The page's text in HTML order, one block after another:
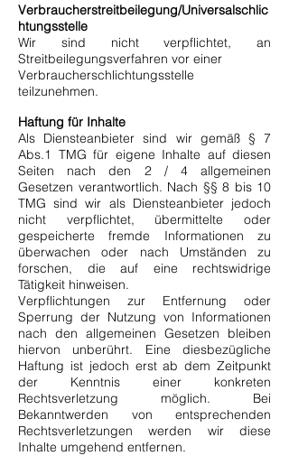
Verbraucherstreitbeilegung/Universalschlic
htungsstelle
Wir sind nicht verpflichtet, an
Streitbeilegungsverfahren vor einer
Verbraucherschlichtungsstelle
teilzunehmen.
Haftung für Inhalte
Als Diensteanbieter sind wir gemäß § 7
Abs.1 TMG für eigene Inhalte auf diesen
Seiten nach den 2 / 4 allgemeinen
Gesetzen verantwortlich. Nach §§ 8 bis 10
TMG sind wir als Diensteanbieter jedoch
nicht verpflichtet, übermittelte oder
gespeicherte fremde Informationen zu
überwachen oder nach Umständen zu
forschen, die auf eine rechtswidrige
Tätigkeit hinweisen.
Verpflichtungen zur Entfernung oder
Sperrung der Nutzung von Informationen
nach den allgemeinen Gesetzen bleiben
hiervon unberührt. Eine diesbezügliche
Haftung ist jedoch erst ab dem Zeitpunkt
der Kenntnis einer konkreten
Rechtsverletzung möglich. Bei
Bekanntwerden von entsprechenden
Rechtsverletzungen werden wir diese
Inhalte umgehend entfernen.